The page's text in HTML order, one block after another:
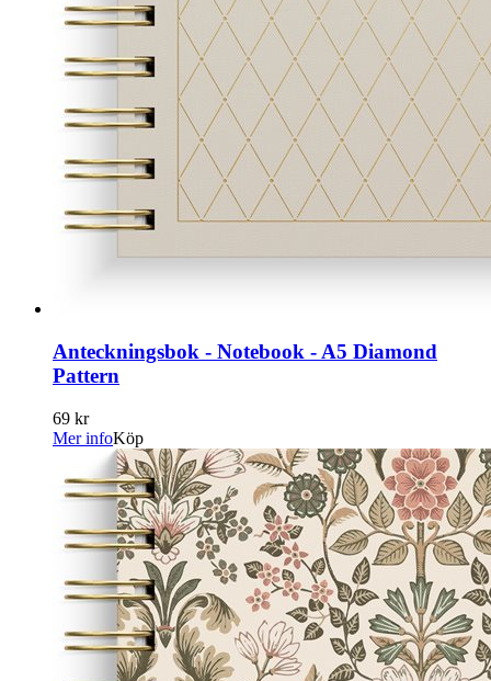
Anteckningsbok - Notebook - A5 Diamond
Pattern
69 kr
Mer infoKöp